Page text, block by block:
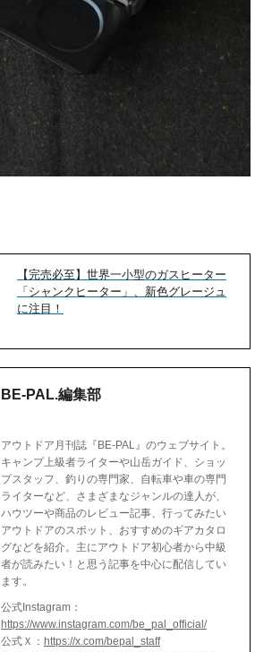
【完売必至】世界一小型のガスヒーター
「シャンクヒーター」、新色グレージュ
に注目！
BE-PAL.編集部
アウトドア月刊誌『BE-PAL』のウェブサイト。
キャンプ上級者ライターや山岳ガイド、ショッ
プスタッフ、釣りの専門家、自転車や車の専門
ライターなど、さまざまなジャンルの達人が、
ハウツーや商品のレビュー記事、行ってみたい
アウトドアのスポット、おすすめのギアカタロ
グなどを紹介。主にアウトドア初心者から中級
者が読みたい！と思う記事を中心に配信してい
ます。
公式Instagram：
https://www.instagram.com/be_pal_official/
公式Ｘ： https://x.com/bepal_staff